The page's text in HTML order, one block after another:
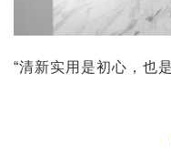
“清新实用是初心，也